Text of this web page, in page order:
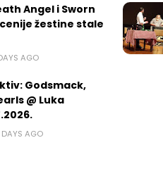
Angel i Sworn
žestine stale
AGO
Godsmack,
@ Luka
DAYS AGO